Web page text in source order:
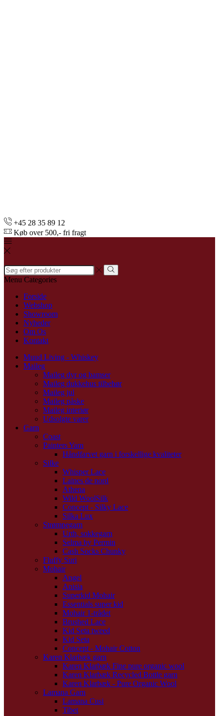
+45 28 35 89 12
Køb over 500,- fri fragt
Search
input
Menu Categories
Forside
Webshop
Showroom
Nyheder
Om Os
Kontakt
Muud Living - Whiskey
Maileg
Maileg dyr og bamser
Maileg dukkehus tilbehør
Maileg jul
Maileg påske
Maileg interiør
Udsolgte varer
Garn
Coast
Painters Yarn
Håndfarvet garn i forskellige kvaliteter
Silke
Whisper Lace
Laines de nord
Athena
Wild WoolSilk
Concept - Silky Lace
Silka Lux
Strømpegarn
Urth, sokkegarn
Selma by Permin
Cash Socks Chunky
Fluffy Suri
Mohair
Angel
Anisia
Superkid Mohair
Essentials super kid
Mohair 1-trådet
Brushed Lace
Kid Seta tweed
Kid Seta
Concept - Mohair Cotton
Karen Klarbæk garn
Karen Klarbæk Fine pure organic wool
Karen Klarbæk Recycled Bottle garn
Karen Klarbæk - Pure Organic Wool
Lamana Garn
Lamana Cusi
Tibet